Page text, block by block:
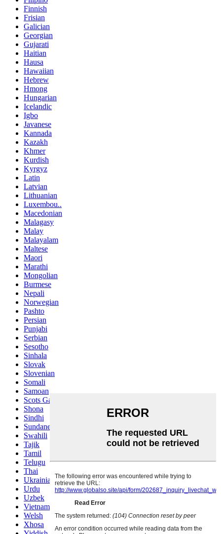
Finnish
Frisian
Galician
Georgian
Gujarati
Haitian
Hausa
Hawaiian
Hebrew
Hmong
Hungarian
Icelandic
Igbo
Javanese
Kannada
Kazakh
Khmer
Kurdish
Kyrgyz
Latin
Latvian
Lithuanian
Luxembou..
Macedonian
Malagasy
Malay
Malayalam
Maltese
Maori
Marathi
Mongolian
Burmese
Nepali
Norwegian
Pashto
Persian
Punjabi
Serbian
Sesotho
Sinhala
Slovak
Slovenian
Somali
Samoan
Scots Gaelic
Shona
Sindhi
Sundanese
Swahili
Tajik
Tamil
Telugu
Thai
Ukrainian
Urdu
Uzbek
Vietnamese
Welsh
Xhosa